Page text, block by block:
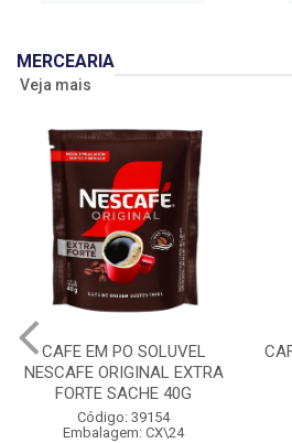
MERCEARIA
Veja mais
CAFE EM PO SOLUVEL
NESCAFE ORIGINAL EXTRA
FORTE SACHE 40G
Código: 39154
Embalagem: CX\24